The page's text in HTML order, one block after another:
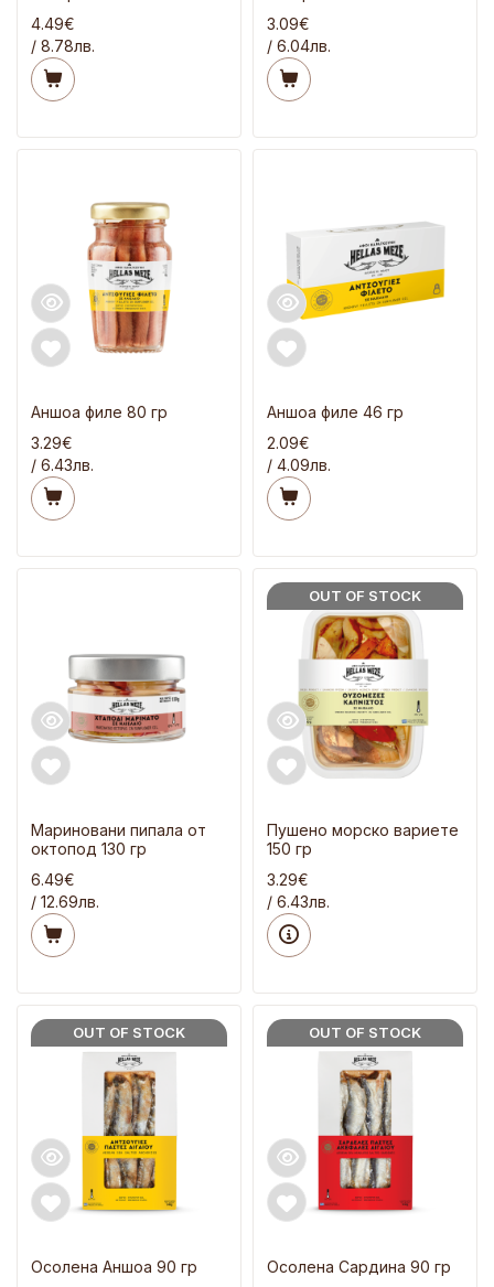
4.49€
/ 8.78лв.
3.09€
/ 6.04лв.
Аншоа филе 80 гр
3.29€
/ 6.43лв.
Аншоа филе 46 гр
2.09€
/ 4.09лв.
Мариновани пипала от
октопод 130 гр
6.49€
/ 12.69лв.
OUT OF STOCK
Пушено морско вариете
150 гр
3.29€
/ 6.43лв.
OUT OF STOCK
Осолена Аншоа 90 гр
OUT OF STOCK
Осолена Сардина 90 гр